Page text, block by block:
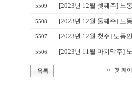
5509 [2023년 12월 셋째주] 노
5508 [2023년 12월 둘째주] 노
5507 [2023년 12월 첫주] 노동
5506 [2023년 11월 마지막주]
목록 첫 페